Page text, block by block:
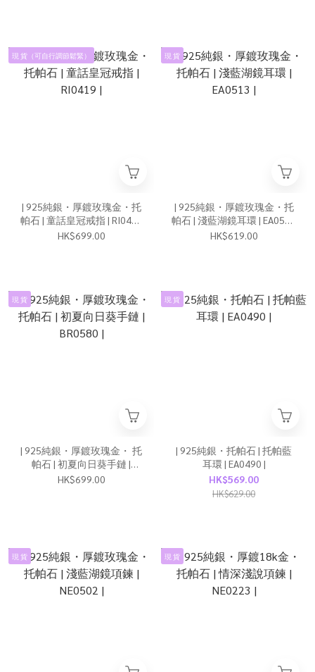
現 貨（可自行調節鬆緊）
| 925純銀・厚鍍玫瑰金・托
帕石 | 童話皇冠戒指 | RI0419
|
HK$699.00
現 貨
| 925純銀・厚鍍玫瑰金・托
帕石 | 淺藍湖鏡耳環 | EA0513
|
HK$619.00
現 貨
| 925純銀・厚鍍玫瑰金・ 托
帕石 | 初夏向日葵手鏈 |
BR0580 |
HK$699.00
現 貨
| 925純銀・托帕石 | 托帕藍
耳環 | EA0490 |
HK$569.00
HK$629.00
現 貨 現 貨